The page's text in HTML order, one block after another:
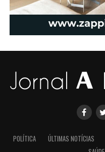
POLÍTICA ÚLTIMAS NOTÍCIAS